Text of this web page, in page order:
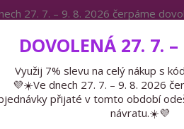
27. 7. – 9. 8. 2026 čerpáme
BLOG
DOVOLENÁ 27. 7.
Využij 7% slevu na celý nákup s
💜☀️Ve dnech 27. 7. – 9. 8. 2026
přijaté v tomto období
návratu.☀️💜